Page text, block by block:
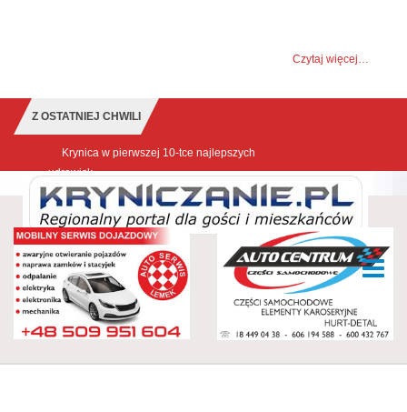
Czytaj więcej…
Z OSTATNIEJ CHWILI
Krynica w pierwszej 10-tce najlepszych
udrowisk